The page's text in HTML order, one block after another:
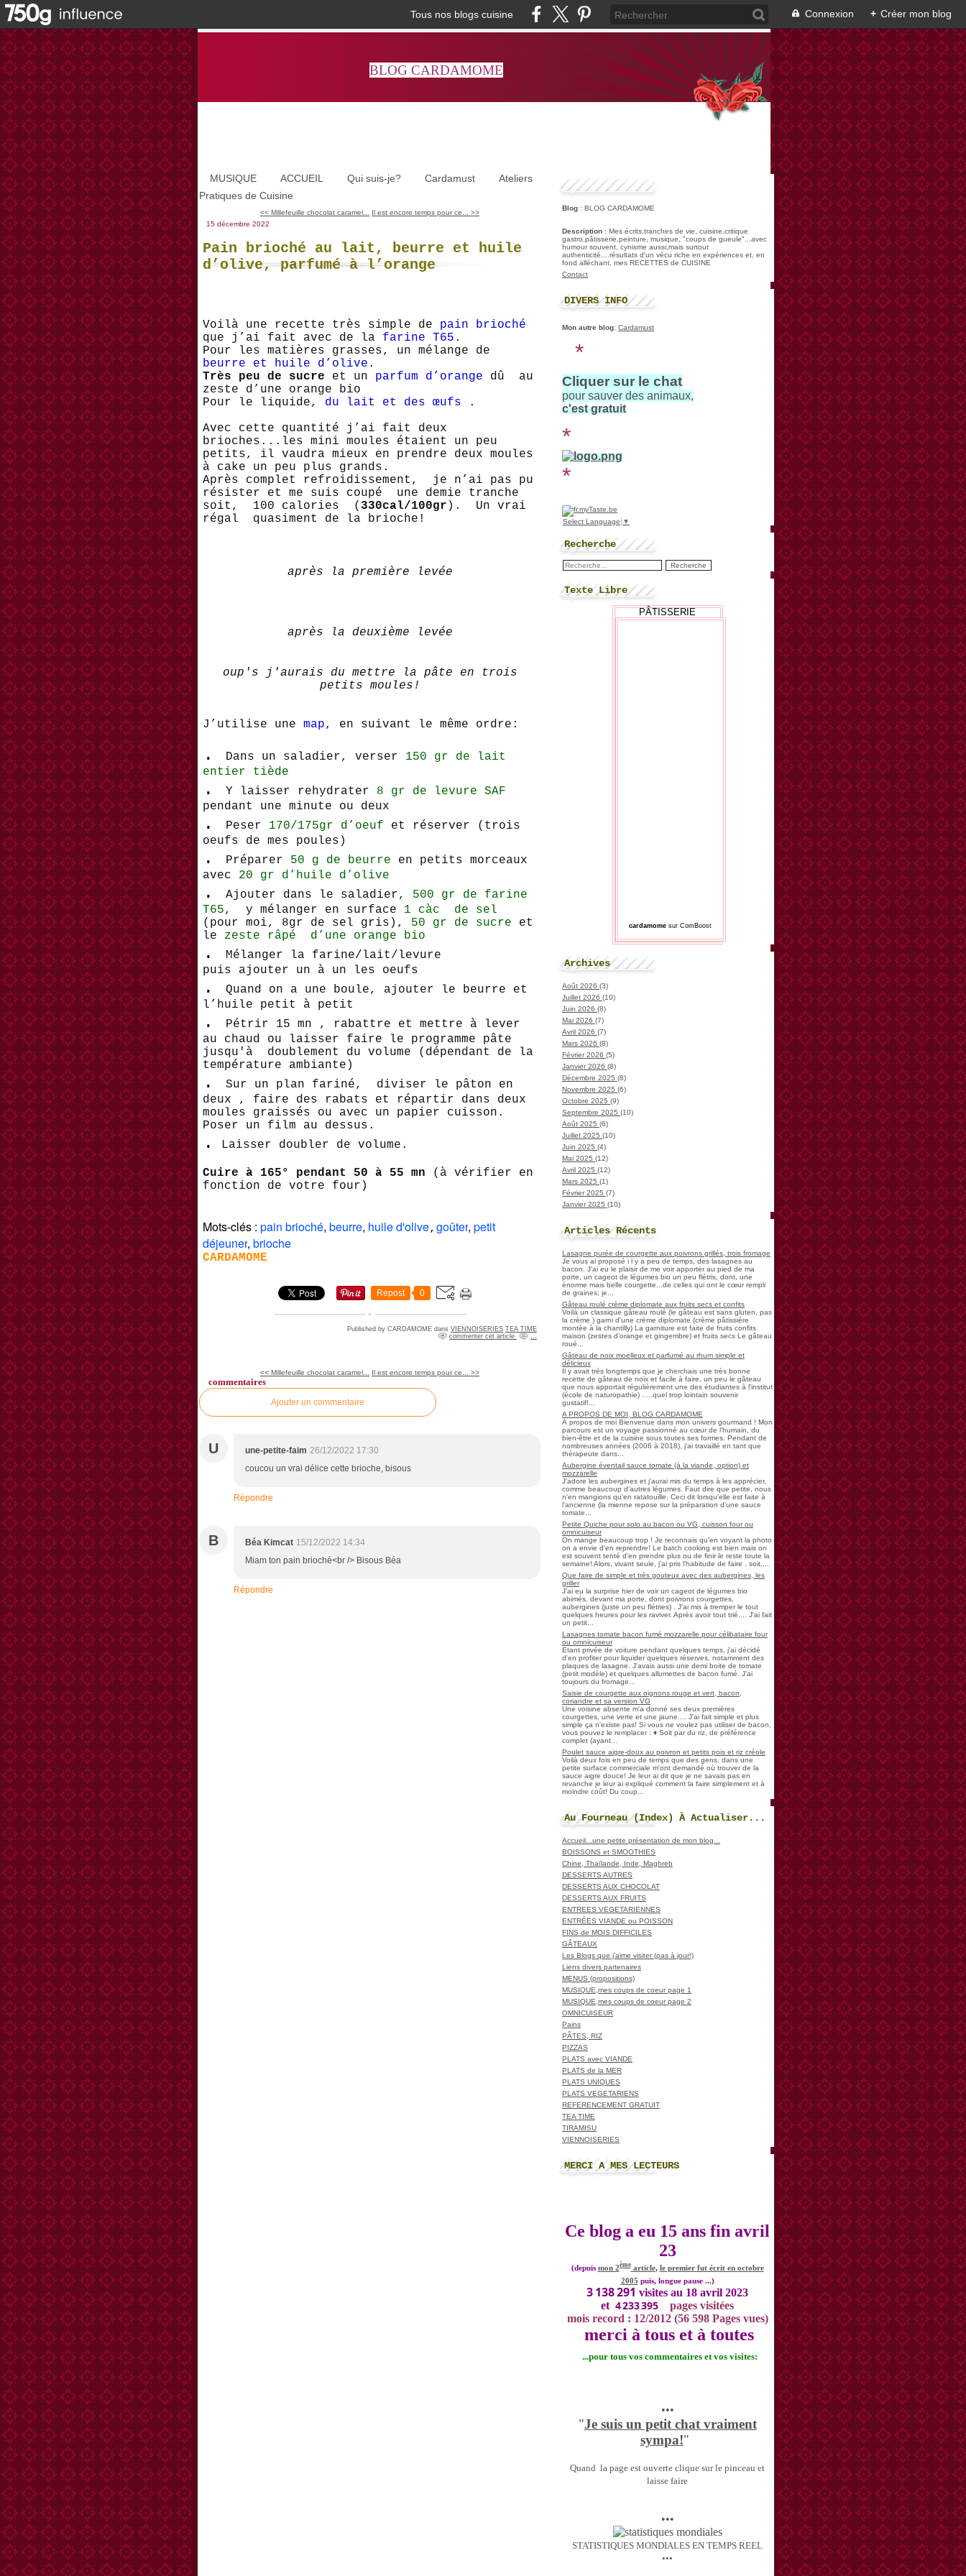
Tous nos blogs cuisine Connexion + Créer mon blog
BLOG CARDAMOME
MUSIQUE ACCUEIL Qui suis-je? Cardamust
Ateliers
Pratiques de Cuisine
<< Millefeuille chocolat caramel...
Il est encore temps pour ce... >>
15 décembre 2022
Pain brioché au lait, beurre et huile
d’olive, parfumé à l’orange
Voilà une recette très simple de pain brioché
que j’ai fait avec de la farine T65.
Pour les matières grasses, un mélange de
beurre et huile d’olive.
Très peu de sucre et un parfum d’orange dû au
zeste d’une orange bio
Pour le liquide,
du lait et des œufs .
Avec cette quantité j’ai fait deux
brioches...les mini moules étaient un peu
petits, il vaudra mieux en prendre deux moules
à cake un peu plus grands.
Après complet refroidissement, je n’ai pas pu
résister et me suis coupé une demie tranche
soit, 100 calories ( 330cal/100gr ). Un vrai
régal quasiment de la brioche!
après la première levée
après la deuxième levée
oup's j'aurais du mettre la pâte en trois
petits moules!
J’utilise une map, en suivant le même ordre:
. Dans un saladier, verser 150 gr de lait
entier tiède
. Y laisser rehydrater 8 gr de levure SAF
pendant une minute ou deux
. Peser 170/175gr d’oeuf et réserver (trois
oeufs de mes poules)
. Préparer 50 g de beurre en petits morceaux
avec 20 gr d’huile d’olive
. Ajouter dans le saladier, 500 gr de farine
T65, y mélanger en surface 1 càc de sel
(pour moi, 8gr de sel gris), 50 gr de sucre et
le zeste râpé d’une orange bio
.
Mélanger la farine/lait/levure
puis ajouter un à un les oeufs
.
Quand on a une boule, ajouter le beurre et
l’huile petit à petit
.
Pétrir 15 mn , rabattre et mettre à lever
au chaud ou laisser faire le programme pâte
jusqu'à doublement du volume (dépendant de la
température ambiante)
.
Sur un plan fariné, diviser le pâton en
deux , faire des rabats et répartir dans deux
moules graissés ou avec un papier cuisson.
Poser un film au dessus.
. Laisser doubler de volume.
Cuire à 165° pendant 50 à 55 mn (à vérifier en
fonction de votre four)
Mots-clés : pain brioché, beurre, huile d'olive, goûter, petit
déjeuner, brioche
CARDAMOME
Repost 0
Published by CARDAMOME dans VIENNOISERIES TEA TIME
commenter cet article
…
<< Millefeuille chocolat caramel... Il est encore temps pour ce... >>
commentaires
Ajouter un commentaire
U une-petite-faim 26/12/2022 17:30
coucou un vrai délice cette brioche, bisous
Répondre
B Béa Kimcat 15/12/2022 14:34
Miam ton pain brioché<br /> Bisous Béa
Répondre
Blog : BLOG CARDAMOME
Description : Mes écrits,tranches de vie, cuisine,critique
gastro,pâtisserie,peinture, musique, "coups de gueule"...avec
humour souvent, cynisme aussi,mais surtout
authenticité....résultats d'un vécu riche en expériences et, en
fond alléchant, mes RECETTES de CUISINE
Contact
DIVERS INFO
Mon autre blog: Cardamust
*
Cliquer sur le chat
pour sauver des animaux,
c'est gratuit
*
*
Select Language ▼
Recherche
Texte Libre
PÂTISSERIE
cardamome sur ComBoost
Archives
Août 2026 (3)
Juillet 2026 (10)
Juin 2026 (8)
Mai 2026 (7)
Avril 2026 (7)
Mars 2026 (8)
Février 2026 (5)
Janvier 2026 (8)
Décembre 2025 (8)
Novembre 2025 (6)
Octobre 2025 (9)
Septembre 2025 (10)
Août 2025 (6)
Juillet 2025 (10)
Juin 2025 (4)
Mai 2025 (12)
Avril 2025 (12)
Mars 2025 (1)
Février 2025 (7)
Janvier 2025 (10)
Articles Récents
Lasagne purée de courgette aux poivrons grillés, trois fromage
Je vous ai proposé i l y a peu de temps, des lasagnes au
bacon. J'ai eu le plaisir de me voir apporter au pied de ma
porte, un cageot de légumes bio un peu flétris, dont, une
énorme mais belle courgette...de celles qui ont le cœur rempli
de graines; je...
Gâteau roulé crème diplomate aux fruits secs et confits
Voilà un classique gâteau roulé (le gâteau est sans gluten, pas
la crème ) garni d'une crème diplomate (crème pâtissière
montée à la chantilly) La garniture est faite de fruits confits
maison (zestes d'orange et gingembre) et fruits secs Le gâteau
roué...
Gâteau de noix moelleux et parfumé au rhum simple et
délicieux
Il y avait très longtemps que je cherchais une très bonne
recette de gâteau de noix et facile à faire, un peu le gâteau
que nous apportait régulièrement une des étudiantes à l'institut
(école de naturopathie) .....quel trop lointain souvenir
gustatif!...
A PROPOS DE MOI, BLOG CARDAMOME
À propos de moi Bienvenue dans mon univers gourmand ! Mon
parcours est un voyage passionné au cœur de l'humain, du
bien-être et de la cuisine sous toutes ses formes. Pendant de
nombreuses années (2006 à 2018), j'ai travaillé en tant que
thérapeute dans...
Aubergine éventail sauce tomate (à la viande, option) et
mozzarelle
J'adore les aubergines et j'aurai mis du temps à les apprécier,
comme beaucoup d'autres légumes. Faut dire que petite, nous
n'en mangions qu'en ratatouille. Ceci dit lorsqu'elle est faite à
l'ancienne (la mienne repose sur la préparation d'une sauce
tomate...
Petite Quiche pour solo au bacon ou VG, cuisson four ou
omnicuiseur
On mange beaucoup trop ! Je reconnais qu'en voyant la photo
on a envie d'en reprendre! Le batch cooking est bien mais on
est souvent tenté d'en prendre plus ou de finir le reste toute la
semaine! Alors, vivant seule, j'ai pris l'habitude de faire , soit,...
Que faire de simple et très gouteux avec des aubergines, les
griller
J'ai eu la surprise hier de voir un cageot de légumes bio
abimés, devant ma porte, dont poivrons courgettes,
aubergines (juste un peu flétries) . J'ai mis à tremper le tout
quelques heures pour les raviver. Après avoir tout trié.... J'ai fait
un petit...
Lasagnes tomate bacon fumé mozzarelle pour célibataire four
ou omnicuiseur
Etant privée de voiture pendant quelques temps, j'ai décidé
d'en profiter pour liquider quelques réserves, notamment des
plaques de lasagne. J'avais aussi une demi boite de tomate
(petit modèle) et quelques allumettes de bacon fumé. J'ai
toujours du fromage...
Saisie de courgette aux oignons rouge et vert, bacon,
coriandre et sa version VG
Une voisine absente m'a donné ses deux premières
courgettes, une verte et une jaune.... J'ai fait simple et plus
simple ça n'existe pas! Si vous ne voulez pas utiliser de bacon,
vous pouvez le remplacer : ♦ Soit par du riz, de préférence
complet (ayant...
Poulet sauce aigre-doux au poivron et petits pois et riz créole
Voilà deux fois en peu de temps que des gens, dans une
petite surface commerciale m'ont demandé où trouver de la
sauce aigre douce! Je leur ai dit que je ne savais pas en
revanche je leur ai expliqué comment la faire simplement et à
moindre coût! Du coup...
Au Fourneau (Index) À Actualiser...
Accueil...une petite présentation de mon blog...
BOISSONS et SMOOTHIES
Chine, Thaïlande, Inde, Maghreb
DESSERTS AUTRES
DESSERTS AUX CHOCOLAT
DESSERTS AUX FRUITS
ENTREES VEGETARIENNES
ENTRÉES VIANDE ou POISSON
FINS de MOIS DIFFICILES
GÂTEAUX
Les Blogs que j'aime visiter (pas à jour!)
Liens divers partenaires
MENUS (propositions)
MUSIQUE,mes coups de coeur page 1
MUSIQUE,mes coups de coeur page 2
OMNICUISEUR
Pains
PÂTES, RIZ
PIZZAS
PLATS avec VIANDE
PLATS de la MER
PLATS UNIQUES
PLATS VEGETARIENS
REFERENCEMENT GRATUIT
TEA TIME
TIRAMISU
VIENNOISERIES
MERCI A MES LECTEURS
Ce blog a eu 15 ans fin avril
23
(depuis mon 2èmearticle, le premier fut écrit en octobre
2005 puis, longue pause ...)
3 138 291 visites au 18 avril 2023
et 4 233 395
pages visitées
mois record : 12/2012 (56 598 Pages vues)
merci à tous et à toutes
...pour tous vos commentaires et vos visites:
•••
"Je suis un petit chat vraiment
sympa!"
Quand la page est ouverte clique sur le pinceau et
laisse faire
•••
STATISTIQUES MONDIALES EN TEMPS REEL
•••